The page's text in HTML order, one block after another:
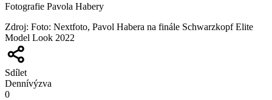
Fotografie Pavola Habery
Zdroj: Foto: Nextfoto, Pavol Habera na finále Schwarzkopf Elite
Model Look 2022
Sdílet
Dennívýzva
0